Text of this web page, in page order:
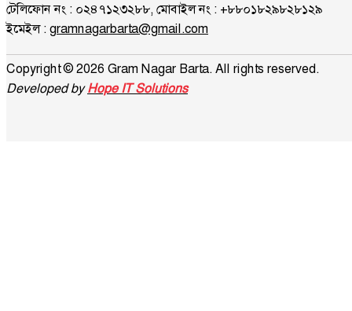
টেলিফোন নং : ০২৪৭১২৩২৮৮, মোবাইল নং : +৮৮০১৮২৯৮২৮১২৯
ইমেইল :gramnagarbarta@gmail.com
Copyright © 2026 Gram Nagar Barta. All rights reserved.
Developed byHope IT Solutions